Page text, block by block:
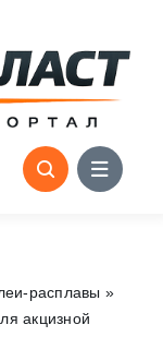
расплавы »
акцизной